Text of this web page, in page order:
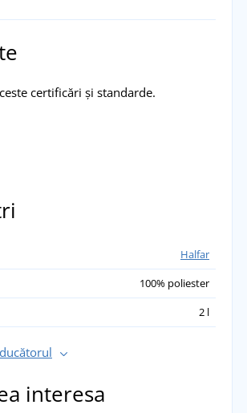
certificări și standarde.
Halfar
100% poliester
2 l
interesa